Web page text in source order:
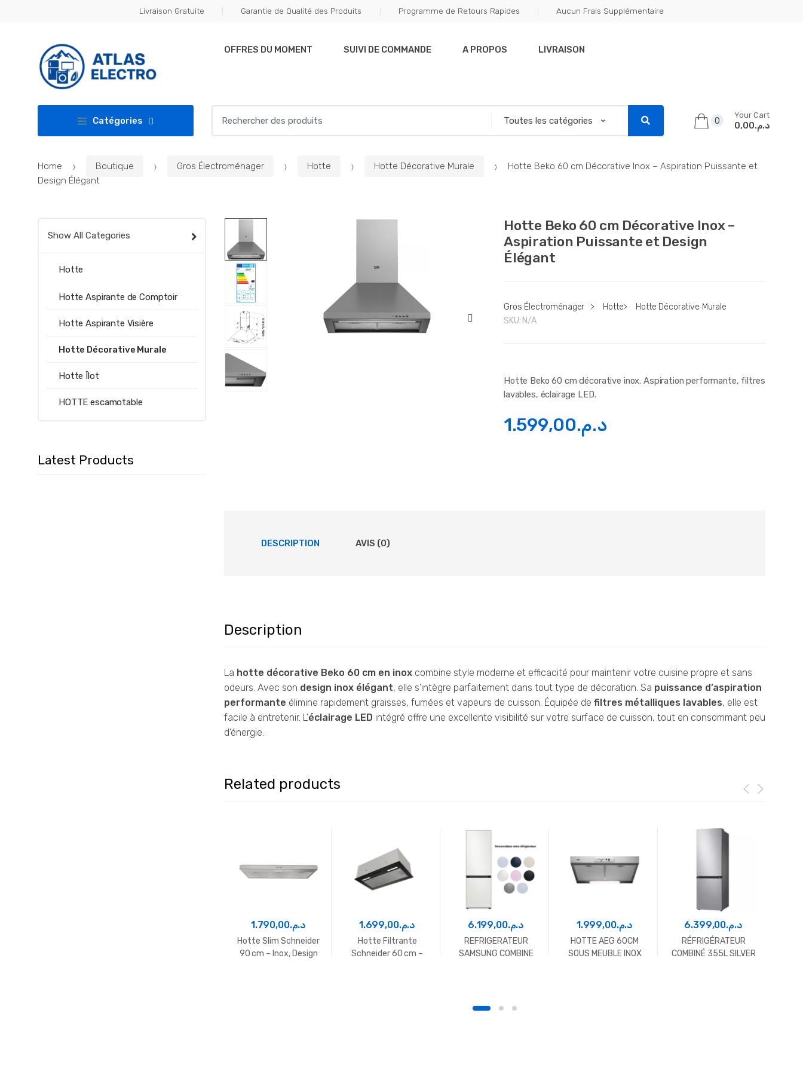
Livraison Gratuite Garantie de Qualité des Produits Programme de Retours Rapides Aucun Frais Supplémentaire
OFFRES DU MOMENT SUIVI DE COMMANDE A PROPOS LIVRAISON
Catégories
for:
0
Your Cart
د.م.0,00
Home Boutique Gros Électroménager Hotte Hotte Décorative Murale
Hotte Beko 60 cm Décorative Inox – Aspiration Puissante et
Design Élégant
Hotte Beko 60 cm Décorative Inox –
Aspiration Puissante et Design
Élégant
Gros Électroménager > Hotte>
Hotte Décorative Murale
SKU: N/A
Hotte Beko 60 cm décorative inox. Aspiration performante, filtres
lavables, éclairage LED.
د.م.1.599,00
DESCRIPTION AVIS (0)
Description
La hotte décorative Beko 60 cm en inox combine style moderne et efficacité pour maintenir votre cuisine propre et sans
odeurs. Avec son design inox élégant, elle s’intègre parfaitement dans tout type de décoration. Sa puissance d’aspiration
performante élimine rapidement graisses, fumées et vapeurs de cuisson. Équipée de filtres métalliques lavables, elle est
facile à entretenir. L’éclairage LED intégré offre une excellente visibilité sur votre surface de cuisson, tout en consommant peu
d’énergie.
Related products
د.م.1.790,00
Hotte Slim Schneider
90 cm – Inox, Design
د.م.1.699,00
Hotte Filtrante
Schneider 60 cm –
د.م.6.199,00
REFRIGERATEUR
SAMSUNG COMBINE
د.م.1.999,00
HOTTE AEG 60CM
SOUS MEUBLE INOX
د.م.6.399,00
RÉFRIGÉRATEUR
COMBINÉ 355L SILVER
Show All Categories
Hotte
Hotte Aspirante de Comptoir
Hotte Aspirante Visière
Hotte Décorative Murale
Hotte Îlot
HOTTE escamotable
Latest Products